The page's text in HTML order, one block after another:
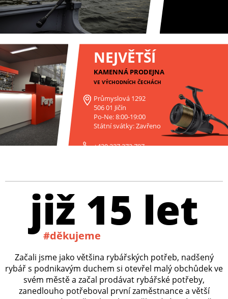
NEJVĚTŠÍ
KAMENNÁ PRODEJNA
VE VÝCHODNÍCH ČECHÁCH
Průmyslová 1292
506 01 Jičín
Po-Ne: 8:00-19:00
Státní svátky: Zavřeno
+420 227 272 797
již 15 let
#děkujeme
Začali jsme jako většina rybářských potřeb, nadšený
rybář s podnikavým duchem si otevřel malý obchůdek ve
svém městě a začal prodávat rybářské potřeby,
zanedlouho potřeboval první zaměstnance a větší